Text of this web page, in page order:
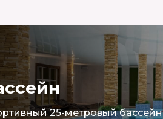
25-метровый бассейн